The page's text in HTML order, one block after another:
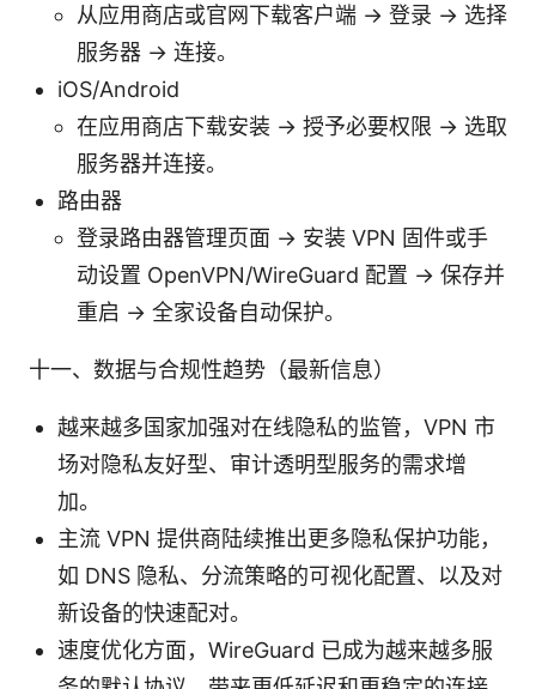
从应用商店或官网下载客户端 → 登录 → 选择
服务器 → 连接。
iOS/Android
在应用商店下载安装 → 授予必要权限 → 选取
服务器并连接。
路由器
登录路由器管理页面 → 安装 VPN 固件或手
动设置 OpenVPN/WireGuard 配置 → 保存并
重启 → 全家设备自动保护。
十一、数据与合规性趋势（最新信息）
越来越多国家加强对在线隐私的监管，VPN 市
场对隐私友好型、审计透明型服务的需求增
加。
主流 VPN 提供商陆续推出更多隐私保护功能，
如 DNS 隐私、分流策略的可视化配置、以及对
新设备的快速配对。
速度优化方面，WireGuard 已成为越来越多服